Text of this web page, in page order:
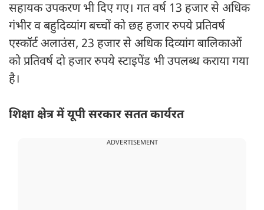
सहायक उपकरण भी दिए गए। गत वर्ष 13 हजार से अधिक
गंभीर व बहुदिव्यांग बच्चों को छह हजार रुपये प्रतिवर्ष
एस्कॉर्ट अलाउंस, 23 हजार से अधिक दिव्यांग बालिकाओं
को प्रतिवर्ष दो हजार रुपये स्टाइपेंड भी उपलब्ध कराया गया
है।
शिक्षा क्षेत्र में यूपी सरकार सतत कार्यरत
ADVERTISEMENT